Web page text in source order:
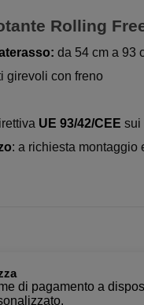
Rolling
da 54 cm a 93
girevoli con freno
UE 93/42/CEE sui
: a richiesta montaggio
di pagamento a